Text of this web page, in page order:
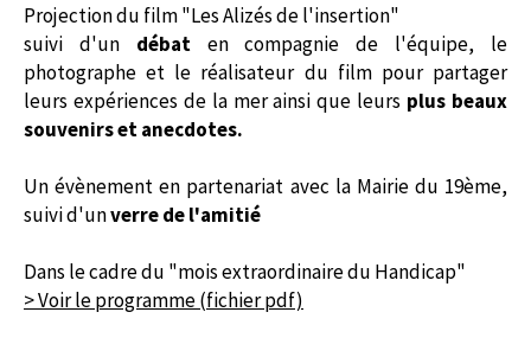
Projection du film "Les Alizés de l'insertion"
suivi d'un débat en compagnie de l'équipe, le
photographe et le réalisateur du film pour partager
leurs expériences de la mer ainsi que leurs plus beaux
souvenirs et anecdotes.
Un évènement en partenariat avec la Mairie du 19ème,
suivi d'unverre de l'amitié
Dans le cadre du "mois extraordinaire du Handicap"
> Voir le programme (fichier pdf)